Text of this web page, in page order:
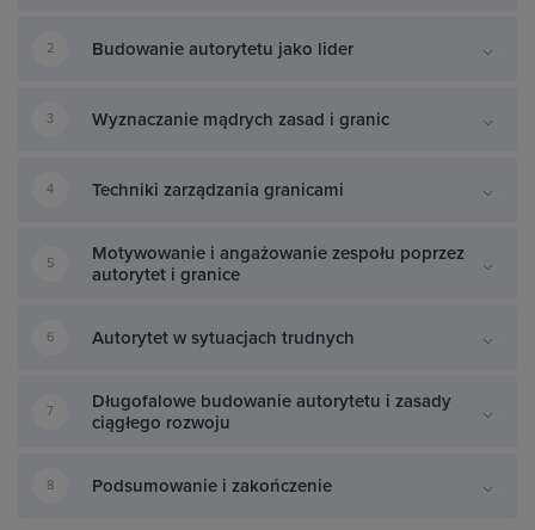
2 Budowanie autorytetu jako lider
3 Wyznaczanie mądrych zasad i granic
4 Techniki zarządzania granicami
5
Motywowanie i angażowanie zespołu poprzez
autorytet i granice
6 Autorytet w sytuacjach trudnych
7
Długofalowe budowanie autorytetu i zasady
ciągłego rozwoju
8 Podsumowanie i zakończenie